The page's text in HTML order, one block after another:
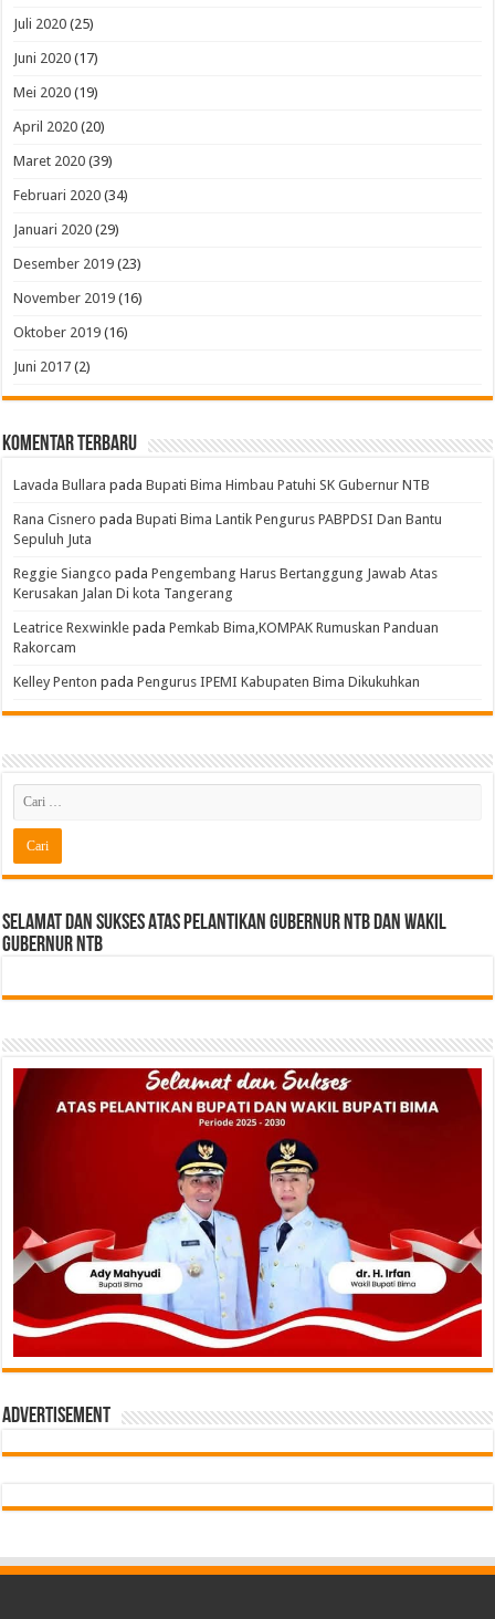
Juli 2020 (25)
Juni 2020 (17)
Mei 2020 (19)
April 2020 (20)
Maret 2020 (39)
Februari 2020 (34)
Januari 2020 (29)
Desember 2019 (23)
November 2019 (16)
Oktober 2019 (16)
Juni 2017 (2)
Komentar Terbaru
Lavada Bullara padaBupati Bima Himbau Patuhi SK Gubernur NTB
Rana Cisnero padaBupati Bima Lantik Pengurus PABPDSI Dan Bantu
Sepuluh Juta
Reggie Siangco padaPengembang Harus Bertanggung Jawab Atas
Kerusakan Jalan Di kota Tangerang
Leatrice Rexwinkle padaPemkab Bima,KOMPAK Rumuskan Panduan
Rakorcam
Kelley Penton padaPengurus IPEMI Kabupaten Bima Dikukuhkan
Selamat dan sukses Atas pelantikan Gubernur NTB Dan Wakil
gubernur NTB
Advertisement